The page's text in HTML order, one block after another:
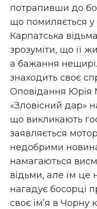
потрапивши до
що помиляється у
Карпатська
зрозуміти, що її
а бажання
знаходить своє
Оповідання Юрія
«Зловісний дар»
що викликають
заявляється
недобрими
намагаються
відьми, але їм це
нагадує босорці
своє ім’я в Чорну